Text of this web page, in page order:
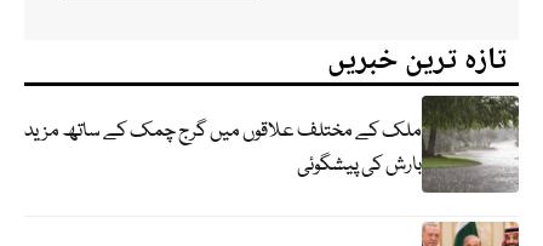
تازہ ترین خبریں
ملک کے مختلف علاقوں میں گرج چمک کے ساتھ مزید
بارش کی پیشگوئی